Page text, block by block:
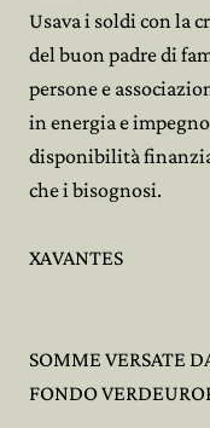
Usava i soldi con la
del buon padre di
persone e
in energia e
disponibilità
che i bisognosi.
XAVANTES
SOMME VERSATE
FONDO